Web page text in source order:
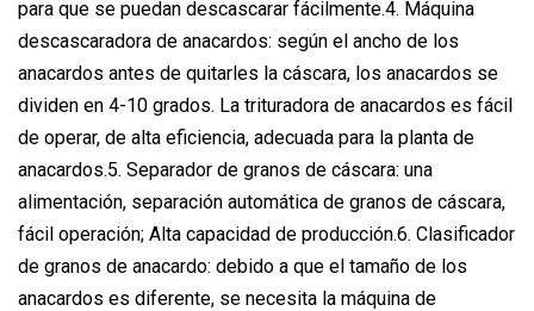
para que se puedan descascarar fácilmente.4. Máquina
descascaradora de anacardos: según el ancho de los
anacardos antes de quitarles la cáscara, los anacardos se
dividen en 4-10 grados. La trituradora de anacardos es fácil
de operar, de alta eficiencia, adecuada para la planta de
anacardos.5. Separador de granos de cáscara: una
alimentación, separación automática de granos de cáscara,
fácil operación; Alta capacidad de producción.6. Clasificador
de granos de anacardo: debido a que el tamaño de los
anacardos es diferente, se necesita la máquina de